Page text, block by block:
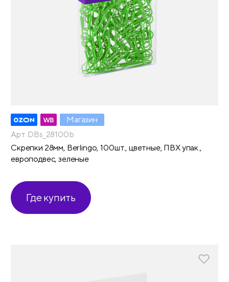
Магазин
Арт. DBs_28100b
Скрепки 28мм, Berlingo, 100шт., цветные, ПВХ упак.,
европодвес, зеленые
Где купить